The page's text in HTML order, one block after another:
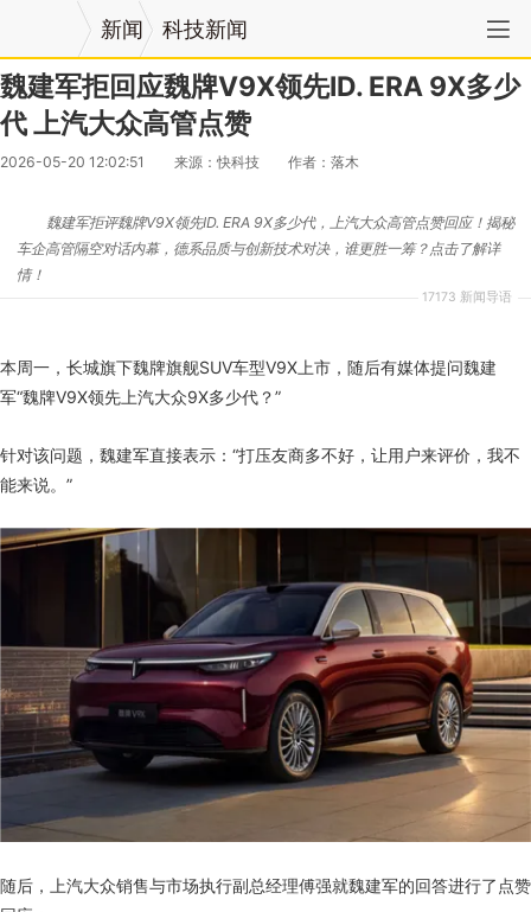
新闻 科技新闻
魏建军拒回应魏牌V9X领先ID. ERA 9X多少
代 上汽大众高管点赞
2026-05-20 12:02:51 来源：快科技 作者：落木
17173 新闻导语
魏建军拒评魏牌V9X领先ID. ERA 9X多少代，上汽大众高管点赞回应！揭秘
车企高管隔空对话内幕，德系品质与创新技术对决，谁更胜一筹？点击了解详
情！
本周一，长城旗下魏牌旗舰SUV车型V9X上市，随后有媒体提问魏建
军“魏牌V9X领先上汽大众9X多少代？”
针对该问题，魏建军直接表示：“打压友商多不好，让用户来评价，我不
能来说。”
随后，上汽大众销售与市场执行副总经理傅强就魏建军的回答进行了点赞